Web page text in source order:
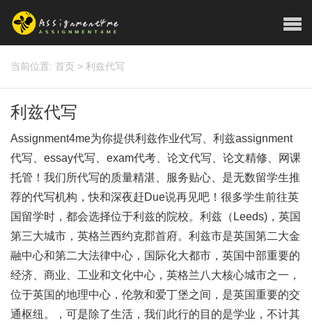
当前位置: 首页 > 利兹代写
利兹代写
Assignment4me为你提供利兹作业代写、利兹assignment
代写、essay代写、exam代考、论文代写、论文精修、网课
托管！我们所代写的质量精湛、服务贴心、是无数留学生推
荐的代写机构，快和深夜赶Due说再见吧！很多学生前往英
国留学时，都会选择位于利兹的院校。利兹（Leeds)，英国
第三大城市，英格兰西约克郡首府。利兹市是英国第二大金
融中心和第二大法律中心，国际化大都市，英国中部重要的
经济、商业、工业和文化中心，英格兰八大核心城市之一，
位于英国的地理中心，伦敦和爱丁堡之间，是英国重要的交
通枢纽。，可是除了生活，我们此行的目的是学业，不计其